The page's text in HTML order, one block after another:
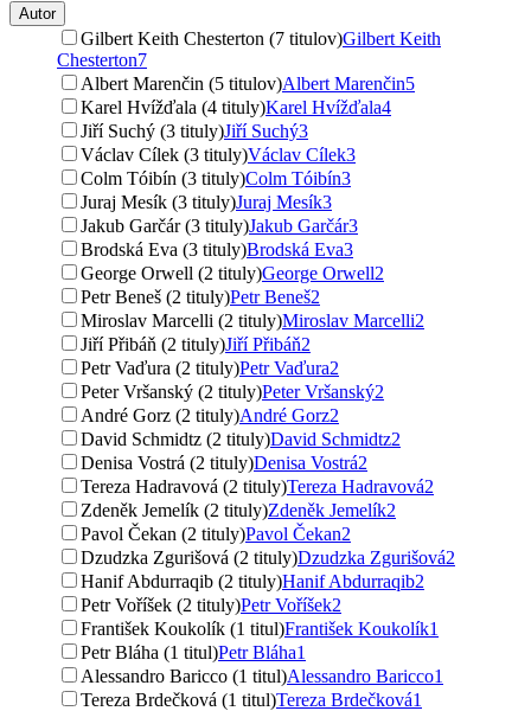
Autor
Gilbert Keith Chesterton (7 titulov)Gilbert Keith
Chesterton7
Albert Marenčin (5 titulov)Albert Marenčin5
Karel Hvížďala (4 tituly)Karel Hvížďala4
Jiří Suchý (3 tituly)Jiří Suchý3
Václav Cílek (3 tituly)Václav Cílek3
Colm Tóibín (3 tituly)Colm Tóibín3
Juraj Mesík (3 tituly)Juraj Mesík3
Jakub Garčár (3 tituly)Jakub Garčár3
Brodská Eva (3 tituly)Brodská Eva3
George Orwell (2 tituly)George Orwell2
Petr Beneš (2 tituly)Petr Beneš2
Miroslav Marcelli (2 tituly)Miroslav Marcelli2
Jiří Přibáň (2 tituly)Jiří Přibáň2
Petr Vaďura (2 tituly)Petr Vaďura2
Peter Vršanský (2 tituly)Peter Vršanský2
André Gorz (2 tituly)André Gorz2
David Schmidtz (2 tituly)David Schmidtz2
Denisa Vostrá (2 tituly)Denisa Vostrá2
Tereza Hadravová (2 tituly)Tereza Hadravová2
Zdeněk Jemelík (2 tituly)Zdeněk Jemelík2
Pavol Čekan (2 tituly)Pavol Čekan2
Dzudzka Zgurišová (2 tituly)Dzudzka Zgurišová2
Hanif Abdurraqib (2 tituly)Hanif Abdurraqib2
Petr Voříšek (2 tituly)Petr Voříšek2
František Koukolík (1 titul)František Koukolík1
Petr Bláha (1 titul)Petr Bláha1
Alessandro Baricco (1 titul)Alessandro Baricco1
Tereza Brdečková (1 titul)Tereza Brdečková1